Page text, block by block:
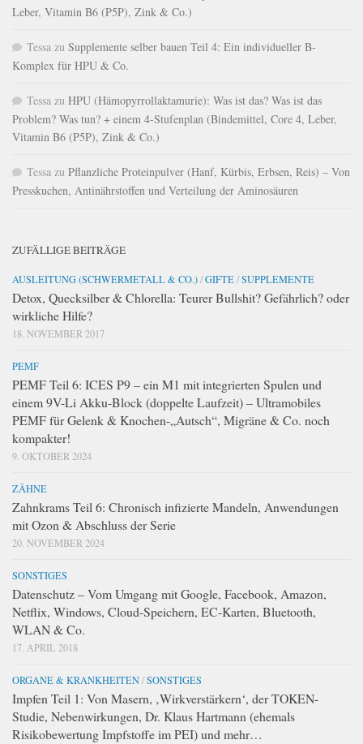
Leber, Vitamin B6 (P5P), Zink & Co.)
Tessa zu Supplemente selber bauen Teil 4: Ein individueller B-
Komplex für HPU & Co.
Tessa zu HPU (Hämopyrrollaktamurie): Was ist das? Was ist das
Problem? Was tun? + einem 4-Stufenplan (Bindemittel, Core 4, Leber,
Vitamin B6 (P5P), Zink & Co.)
Tessa zu Pflanzliche Proteinpulver (Hanf, Kürbis, Erbsen, Reis) – Von
Presskuchen, Antinährstoffen und Verteilung der Aminosäuren
ZUFÄLLIGE BEITRÄGE
AUSLEITUNG (SCHWERMETALL & CO.)/GIFTE/SUPPLEMENTE
Detox, Quecksilber & Chlorella: Teurer Bullshit? Gefährlich? oder
wirkliche Hilfe?
18. NOVEMBER 2017
PEMF
PEMF Teil 6: ICES P9 – ein M1 mit integrierten Spulen und
einem 9V-Li Akku-Block (doppelte Laufzeit) – Ultramobiles
PEMF für Gelenk & Knochen-„Autsch“, Migräne & Co. noch
kompakter!
9. OKTOBER 2024
ZÄHNE
Zahnkrams Teil 6: Chronisch infizierte Mandeln, Anwendungen
mit Ozon & Abschluss der Serie
20. NOVEMBER 2024
SONSTIGES
Datenschutz – Vom Umgang mit Google, Facebook, Amazon,
Netflix, Windows, Cloud-Speichern, EC-Karten, Bluetooth,
WLAN & Co.
17. APRIL 2018
ORGANE & KRANKHEITEN/SONSTIGES
Impfen Teil 1: Von Masern, ‚Wirkverstärkern‘, der TOKEN-
Studie, Nebenwirkungen, Dr. Klaus Hartmann (ehemals
Risikobewertung Impfstoffe im PEI) und mehr…